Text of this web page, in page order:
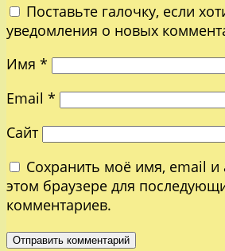
Поставьте галочку, если
уведомления о новых
Имя *
Email *
Сайт
Сохранить моё имя, email и
этом браузере для
комментариев.